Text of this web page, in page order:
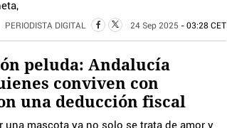
PERIODISTA DIGITAL 24 Sep 2025 - 03:28 CET
peluda: Andalucía
conviven con
una deducción fiscal
una mascota ya no solo se trata de amor y